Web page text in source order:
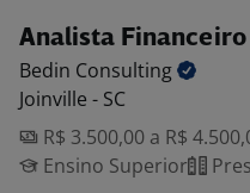
Analista Financeiro
Bedin Consulting
Joinville - SC
R$ 3.500,00 a R$
Ensino Superior